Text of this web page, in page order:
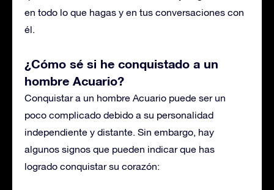
en todo lo que hagas y en tus conversaciones con
él.
¿Cómo sé si he conquistado a un
hombre Acuario?
Conquistar a un hombre Acuario puede ser un
poco complicado debido a su personalidad
independiente y distante. Sin embargo, hay
algunos signos que pueden indicar que has
logrado conquistar su corazón: